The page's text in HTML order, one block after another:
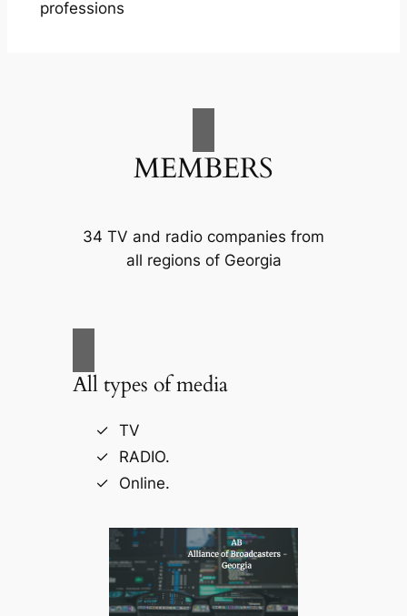
professions
MEMBERS
34 TV and radio companies from
all regions of Georgia
All types of media
TV
RADIO.
Online.